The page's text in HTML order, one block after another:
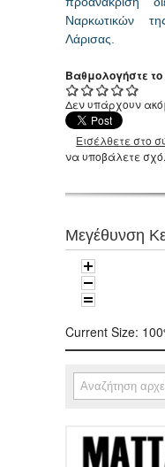
Ναρκωτικών
Λάρισας.
Βαθμολογήστε
Δεν υπάρχουν
Εισέλθετε στο
να υποβάλετε
Μεγέθυνση
Current Size:
Φόρμα
Αναζήτηση